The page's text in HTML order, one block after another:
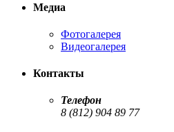
Медиа
Фотогалерея
Видеогалерея
Контакты
Телефон
8 (812) 904 89 77